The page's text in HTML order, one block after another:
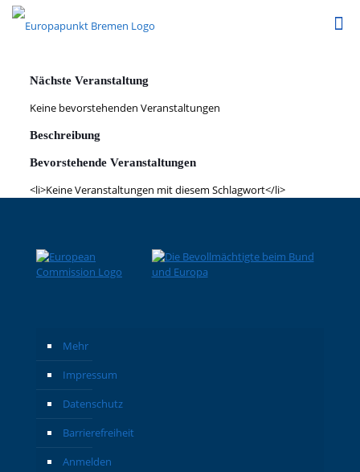
Nächste Veranstaltung
Keine bevorstehenden Veranstaltungen
Beschreibung
Bevorstehende Veranstaltungen
<li>Keine Veranstaltungen mit diesem Schlagwort</li>
Mehr
Impressum
Datenschutz
Barrierefreiheit
Anmelden